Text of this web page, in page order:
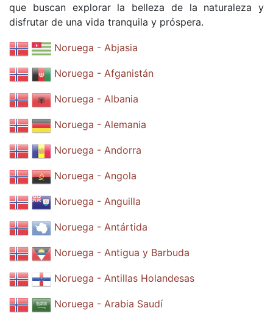
que buscan explorar la belleza de la naturaleza y
disfrutar de una vida tranquila y próspera.
Noruega - Abjasia
Noruega - Afganistán
Noruega - Albania
Noruega - Alemania
Noruega - Andorra
Noruega - Angola
Noruega - Anguilla
Noruega - Antártida
Noruega - Antigua y Barbuda
Noruega - Antillas Holandesas
Noruega - Arabia Saudí